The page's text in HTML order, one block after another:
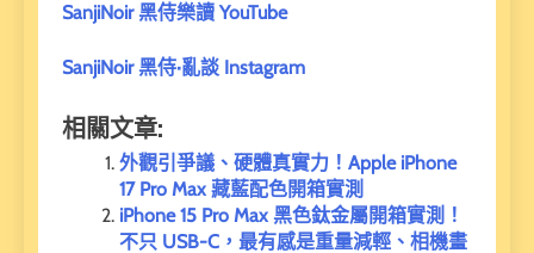
SanjiNoir 黑侍樂讀 YouTube
SanjiNoir 黑侍·亂談 Instagram
相關文章:
外觀引爭議、硬體真實力！Apple iPhone
17 Pro Max 藏藍配色開箱實測
iPhone 15 Pro Max 黑色鈦金屬開箱實測！
不只 USB-C，最有感是重量減輕、相機畫